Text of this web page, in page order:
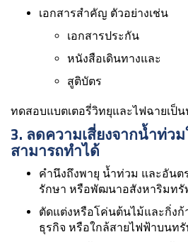
เอกสารสำคัญ ตัวอย่างเช่น
เอกสารประกัน
หนังสือเดินทางและ
สูติบัตร
ทดสอบแบตเตอรี่วิทยุและไฟฉายเป็น
3. ลดความเสี่ยงจากน้ำท่
สามารถทำได้
คำนึงถึงพายุ น้ำท่วม และอันต
รักษา หรือพัฒนาอสังหาริมทรั
ตัดแต่งหรือโค่นต้นไม้และกิ่ง
ธุรกิจ หรือใกล้สายไฟฟ้าบนท